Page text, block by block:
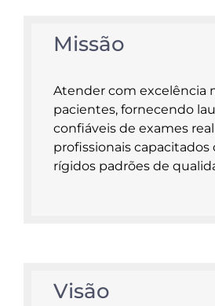
Missão
Atender com excelência
pacientes, fornecendo
confiáveis de exames
profissionais capacitados
rígidos padrões de
Visão